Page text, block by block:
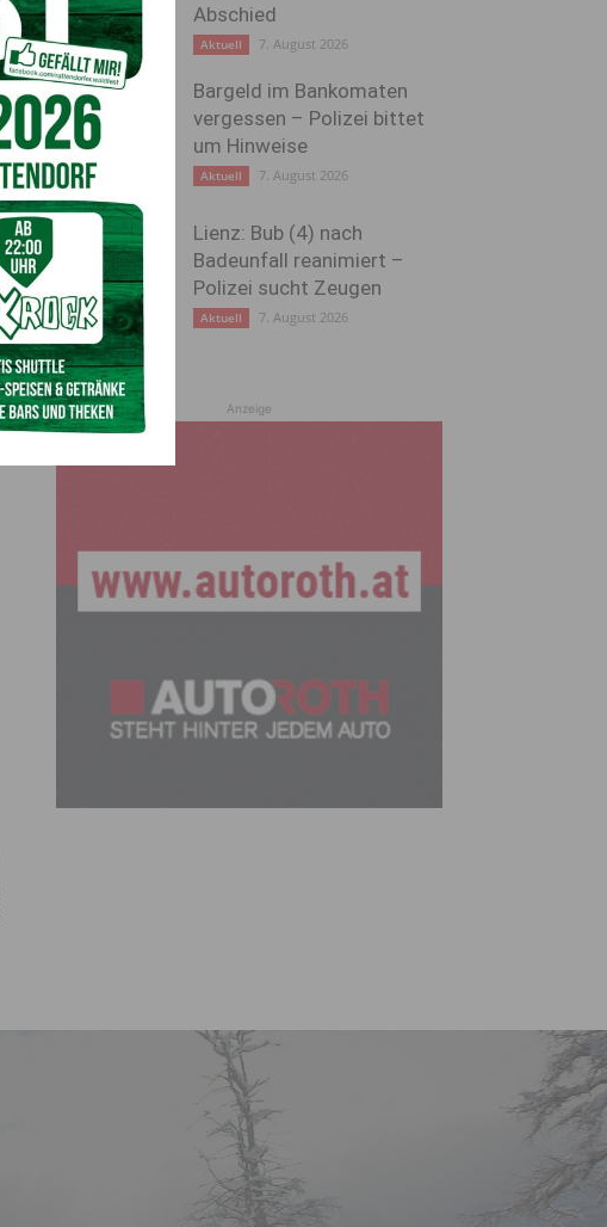
Abschied
Aktuell 7. August 2026
Bargeld im Bankomaten
vergessen – Polizei bittet
um Hinweise
Aktuell 7. August 2026
Lienz: Bub (4) nach
Badeunfall reanimiert –
Polizei sucht Zeugen
Aktuell 7. August 2026
Anzeige